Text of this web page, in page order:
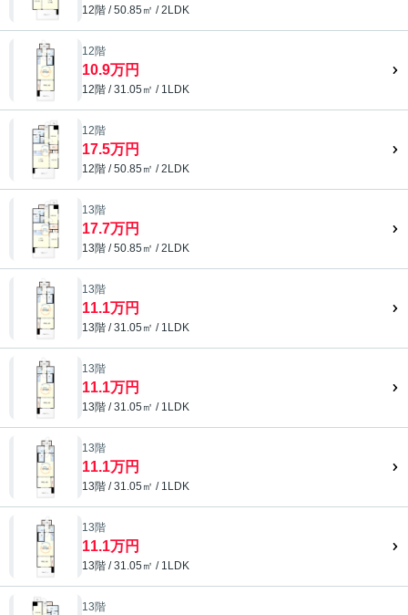
12階 / 50.85㎡ / 2LDK
12階
10.9万円
12階 / 31.05㎡ / 1LDK
12階
17.5万円
12階 / 50.85㎡ / 2LDK
13階
17.7万円
13階 / 50.85㎡ / 2LDK
13階
11.1万円
13階 / 31.05㎡ / 1LDK
13階
11.1万円
13階 / 31.05㎡ / 1LDK
13階
11.1万円
13階 / 31.05㎡ / 1LDK
13階
11.1万円
13階 / 31.05㎡ / 1LDK
13階